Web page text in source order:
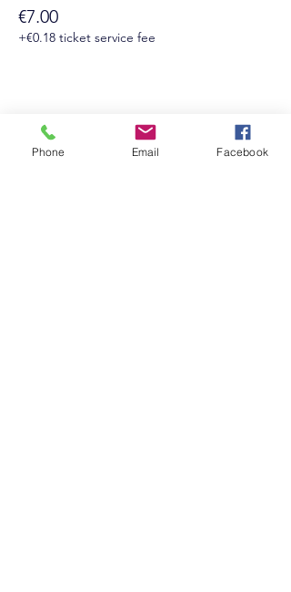
€7.00
+€0.18 ticket service fee
Phone Email Facebook